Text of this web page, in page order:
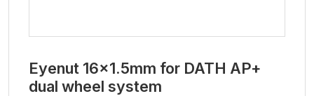
Eyenut 16x1.5mm for DATH AP+
dual wheel system